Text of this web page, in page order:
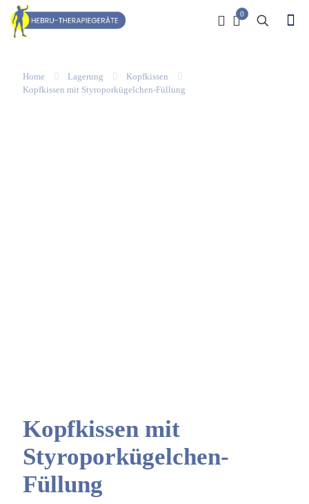
0
Home Lagerung
Kopfkissen
Kopfkissen mit Styroporkügelchen-Füllung
Kopfkissen mit
Styroporkügelchen-
Füllung